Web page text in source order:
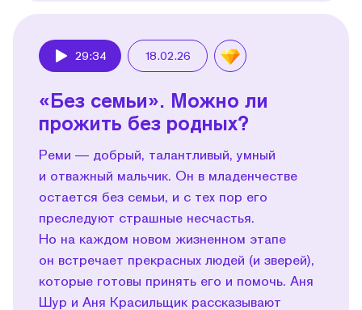
29:34 18.02.26
«Без семьи». Можно ли
прожить без родных?
Реми — добрый, талантливый, умный
и отважный мальчик. Он в младенчестве
остается без семьи, и с тех пор его
преследуют страшные несчастья.
Но на каждом новом жизненном этапе
он встречает прекрасных людей (и зверей),
которые готовы принять его и помочь. Аня
Шур и Аня Красильщик рассказывают